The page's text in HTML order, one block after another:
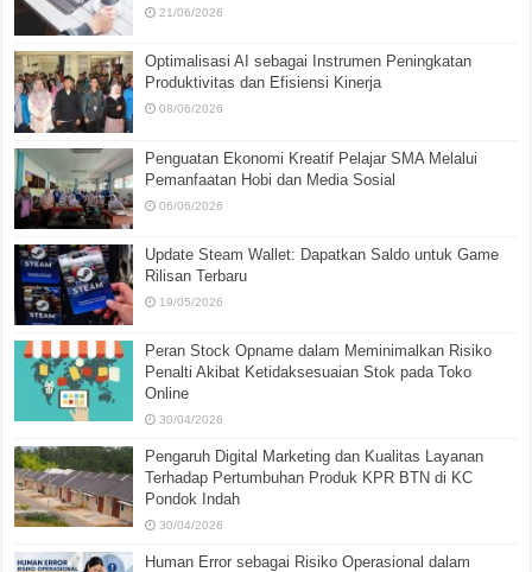
21/06/2026
Optimalisasi AI sebagai Instrumen Peningkatan
Produktivitas dan Efisiensi Kinerja
08/06/2026
Penguatan Ekonomi Kreatif Pelajar SMA Melalui
Pemanfaatan Hobi dan Media Sosial
06/06/2026
Update Steam Wallet: Dapatkan Saldo untuk Game
Rilisan Terbaru
19/05/2026
Peran Stock Opname dalam Meminimalkan Risiko
Penalti Akibat Ketidaksesuaian Stok pada Toko
Online
30/04/2026
Pengaruh Digital Marketing dan Kualitas Layanan
Terhadap Pertumbuhan Produk KPR BTN di KC
Pondok Indah
30/04/2026
Human Error sebagai Risiko Operasional dalam